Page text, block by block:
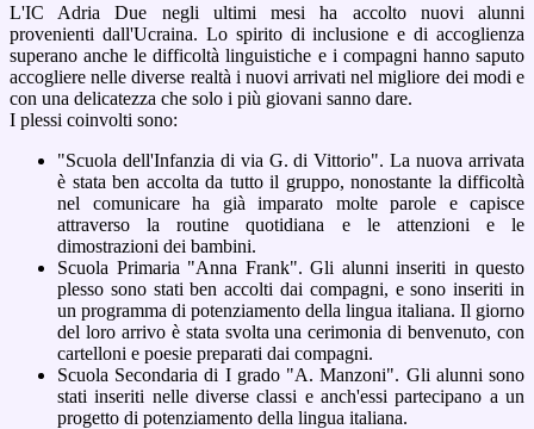
L'IC Adria Due negli ultimi mesi ha accolto nuovi alunni
provenienti dall'Ucraina. Lo spirito di inclusione e di accoglienza
superano anche le difficoltà linguistiche e i compagni hanno saputo
accogliere nelle diverse realtà i nuovi arrivati nel migliore dei modi e
con una delicatezza che solo i più giovani sanno dare.
I plessi coinvolti sono:
"Scuola dell'Infanzia di via G. di Vittorio". La nuova arrivata
è stata ben accolta da tutto il gruppo, nonostante la difficoltà
nel comunicare ha già imparato molte parole e capisce
attraverso la routine quotidiana e le attenzioni e le
dimostrazioni dei bambini.
Scuola Primaria "Anna Frank". Gli alunni inseriti in questo
plesso sono stati ben accolti dai compagni, e sono inseriti in
un programma di potenziamento della lingua italiana. Il giorno
del loro arrivo è stata svolta una cerimonia di benvenuto, con
cartelloni e poesie preparati dai compagni.
Scuola Secondaria di I grado "A. Manzoni". Gli alunni sono
stati inseriti nelle diverse classi e anch'essi partecipano a un
progetto di potenziamento della lingua italiana.